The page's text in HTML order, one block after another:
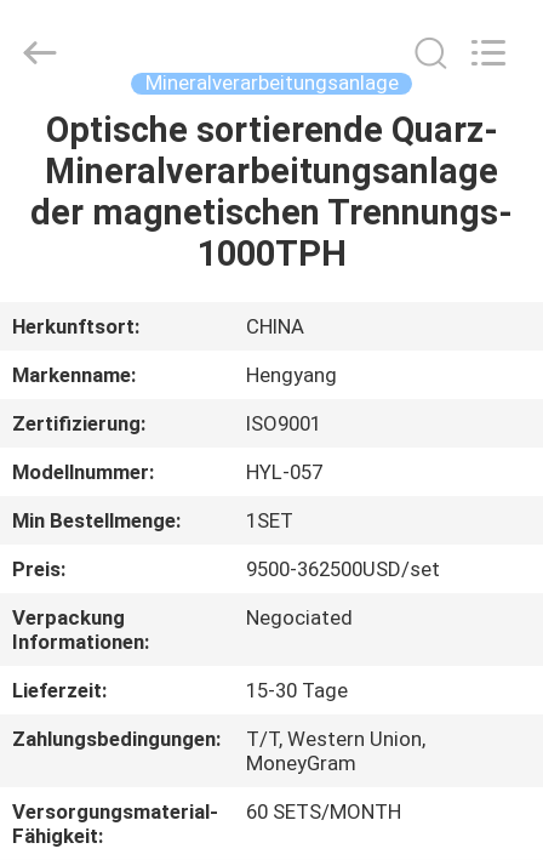
HAUS
PRODUKTE
UNS
AUSFLUG
QUALITÄTSKONTROLLE
TRETEN
SIE
MIT
UNS
VERBINDUNG
Industrial
Reserved.
Mineralverarbeitungsanlage
Optische sortierende Quarz-
Mineralverarbeitungsanlage
der magnetischen Trennungs-
1000TPH
Herkunftsort:
CHINA
Markenname:
Hengyang
Zertifizierung:
ISO9001
Modellnummer:
HYL-057
Min Bestellmenge:
1SET
Preis:
9500-362500USD/set
Verpackung
Informationen:
Negociated
Lieferzeit:
15-30 Tage
Zahlungsbedingungen:
T/T, Western Union,
MoneyGram
Versorgungsmaterial-
Fähigkeit:
60 SETS/MONTH